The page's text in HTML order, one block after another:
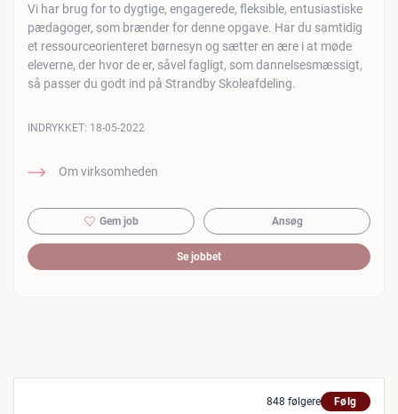
Vi har brug for to dygtige, engagerede, fleksible, entusiastiske
pædagoger, som brænder for denne opgave. Har du samtidig
et ressourceorienteret børnesyn og sætter en ære i at møde
eleverne, der hvor de er, såvel fagligt, som dannelsesmæssigt,
så passer du godt ind på Strandby Skoleafdeling.
Om virksomheden
INDRYKKET: 18-05-2022
Gem job Ansøg
Se jobbet
848 følgere Følg